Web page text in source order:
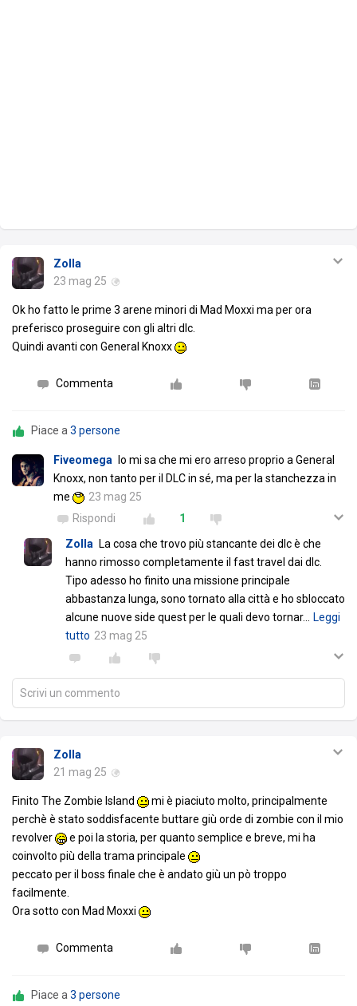
Zolla
23 mag 25
Ok ho fatto le prime 3 arene minori di Mad Moxxi ma per ora
preferisco proseguire con gli altri dlc.
Quindi avanti con General Knoxx
Commenta
Piace a3 persone
Fiveomega
Io mi sa che mi ero arreso proprio a General
Knoxx, non tanto per il DLC in sé, ma per la stanchezza in
me
23 mag 25
Rispondi
1
Zolla La cosa che trovo più stancante dei dlc è che
hanno rimosso completamente il fast travel dai dlc.
Tipo adesso ho finito una missione principale
abbastanza lunga, sono tornato alla città e ho sbloccato
alcune nuove side quest per le quali devo tornar… Leggi
tutto 23 mag 25
Scrivi un commento
Zolla
21 mag 25
Finito The Zombie Island
mi è piaciuto molto, principalmente
perchè è stato soddisfacente buttare giù orde di zombie con il mio
revolver
e poi la storia, per quanto semplice e breve, mi ha
coinvolto più della trama principale
peccato per il boss finale che è andato giù un pò troppo
facilmente.
Ora sotto con Mad Moxxi
Commenta
Piace a3 persone